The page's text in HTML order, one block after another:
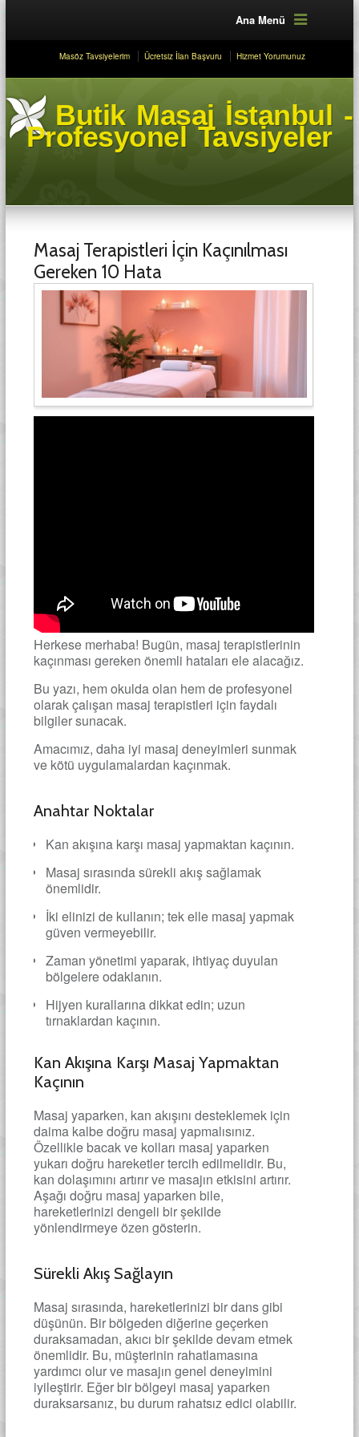
Ana Menü
Masöz Tavsiyelerim Ücretsiz İlan Başvuru Hizmet Yorumunuz
Butik Masaj İstanbul -
Profesyonel Tavsiyeler
Masaj Terapistleri İçin Kaçınılması
Gereken 10 Hata
Herkese merhaba! Bugün, masaj terapistlerinin
kaçınması gereken önemli hataları ele alacağız.
Bu yazı, hem okulda olan hem de profesyonel
olarak çalışan masaj terapistleri için faydalı
bilgiler sunacak.
Amacımız, daha iyi masaj deneyimleri sunmak
ve kötü uygulamalardan kaçınmak.
Anahtar Noktalar
Kan akışına karşı masaj yapmaktan kaçının.
Masaj sırasında sürekli akış sağlamak
önemlidir.
İki elinizi de kullanın; tek elle masaj yapmak
güven vermeyebilir.
Zaman yönetimi yaparak, ihtiyaç duyulan
bölgelere odaklanın.
Hijyen kurallarına dikkat edin; uzun
tırnaklardan kaçının.
Kan Akışına Karşı Masaj Yapmaktan
Kaçının
Masaj yaparken, kan akışını desteklemek için
daima kalbe doğru masaj yapmalısınız.
Özellikle bacak ve kolları masaj yaparken
yukarı doğru hareketler tercih edilmelidir. Bu,
kan dolaşımını artırır ve masajın etkisini artırır.
Aşağı doğru masaj yaparken bile,
hareketlerinizi dengeli bir şekilde
yönlendirmeye özen gösterin.
Sürekli Akış Sağlayın
Masaj sırasında, hareketlerinizi bir dans gibi
düşünün. Bir bölgeden diğerine geçerken
duraksamadan, akıcı bir şekilde devam etmek
önemlidir. Bu, müşterinin rahatlamasına
yardımcı olur ve masajın genel deneyimini
iyileştirir. Eğer bir bölgeyi masaj yaparken
duraksarsanız, bu durum rahatsız edici olabilir.